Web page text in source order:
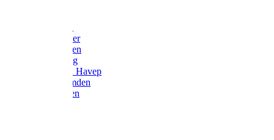
Bodywarmer
Werkbroeken
Zaagkleding
Werkjassen Havep
Thermohemden
Overhemden